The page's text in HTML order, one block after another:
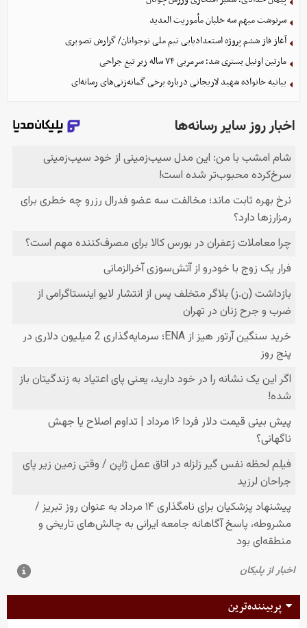
سرنوشت مبهم سه خلبان مأموریت العدید
آغاز فاز ششم پروژه استعدادیابی تیم ملی نوجوانان/ گزارش تصویری
مارتین اونیل بستری شد؛ سرمربی ۷۴ ساله زیر تیغ جراحی
بیانیه خانواده شهید لاریجانی درباره برخی گمانه‌زنی‌های رسانه‌ای
پربیننده‌ترین